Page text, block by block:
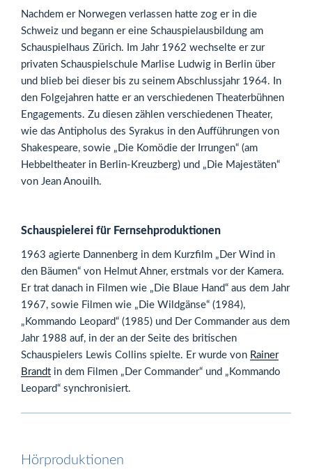
Nachdem er Norwegen verlassen hatte zog er in die
Schweiz und begann er eine Schauspielausbildung am
Schauspielhaus Zürich. Im Jahr 1962 wechselte er zur
privaten Schauspielschule Marlise Ludwig in Berlin über
und blieb bei dieser bis zu seinem Abschlussjahr 1964. In
den Folgejahren hatte er an verschiedenen Theaterbühnen
Engagements. Zu diesen zählen verschiedenen Theater,
wie das Antipholus des Syrakus in den Aufführungen von
Shakespeare, sowie „Die Komödie der Irrungen“ (am
Hebbeltheater in Berlin-Kreuzberg) und „Die Majestäten“
von Jean Anouilh.
Schauspielerei für Fernsehproduktionen
1963 agierte Dannenberg in dem Kurzfilm „Der Wind in
den Bäumen“ von Helmut Ahner, erstmals vor der Kamera.
Er trat danach in Filmen wie „Die Blaue Hand“ aus dem Jahr
1967, sowie Filmen wie „Die Wildgänse“ (1984),
„Kommando Leopard“ (1985) und Der Commander aus dem
Jahr 1988 auf, in der an der Seite des britischen
Schauspielers Lewis Collins spielte. Er wurde von Rainer
Brandt in dem Filmen „Der Commander“ und „Kommando
Leopard“ synchronisiert.
Hörproduktionen